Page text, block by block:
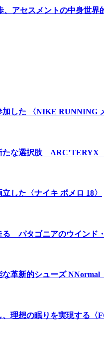
、アセスメントの中身世
した 〈NIKE RUNNING
たな選択肢 ARC’TERYX
した〈ナイキ ボメロ 18〉
る パタゴニアのウインド
革新的シューズ NNormal
理想の眠りを実現する〈